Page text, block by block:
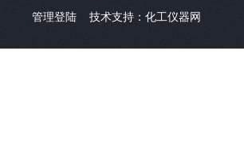
管理登陆 技术支持： 化工仪器网